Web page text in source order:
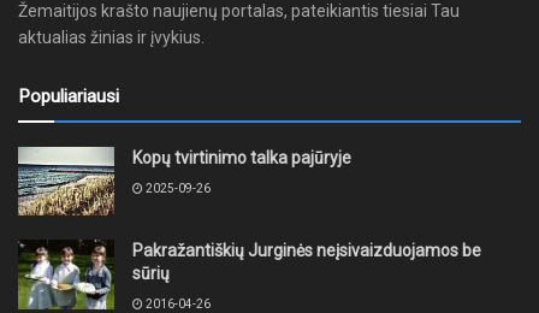
Žemaitijos krašto naujienų portalas, pateikiantis tiesiai Tau
aktualias žinias ir įvykius.
Populiariausi
Kopų tvirtinimo talka pajūryje
2025-09-26
Pakražantiškių Jurginės neįsivaizduojamos be
sūrių
2016-04-26